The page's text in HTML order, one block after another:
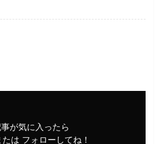
が気に入ったら
は フォローしてね！